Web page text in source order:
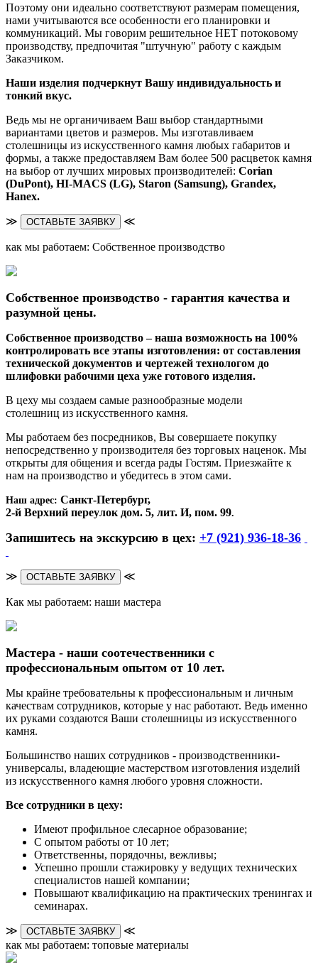
Поэтому они идеально соответствуют размерам помещения,
нами учитываются все особенности его планировки и
коммуникаций. Мы говорим решительное НЕТ потоковому
производству, предпочитая "штучную" работу с каждым
Заказчиком.
Наши изделия подчеркнут Вашу индивидуальность и
тонкий вкус.
Ведь мы не органичиваем Ваш выбор стандартными
вариантами цветов и размеров. Мы изготавливаем
столешницы из искусственного камня любых габаритов и
формы, а также предоставляем Вам более 500 расцветок камня
на выбор от лучших мировых производителей: Corian
(DuPont), HI-MACS (LG), Staron (Samsung), Grandex,
Hanex.
≫ ОСТАВЬТЕ ЗАЯВКУ ≪
как мы работаем: Собственное производство
Собственное производство - гарантия качества и
разумной цены.
Собственное производство – наша возможность на 100%
контролировать все этапы изготовления: от составления
технической документов и чертежей технологом до
шлифовки рабочими цеха уже готового изделия.
В цеху мы создаем самые разнообразные модели
столешниц из искусственного камня.
Мы работаем без посредников, Вы совершаете покупку
непосредственно у производителя без торговых наценок. Мы
открыты для общения и всегда рады Гостям. Приезжайте к
нам на производство и убедитесь в этом сами.
Наш адрес: Санкт-Петербург,
2-й Верхний переулок дом. 5, лит. И, пом. 99.
Запишитесь на экскурсию в цех: +7 (921) 936-18-36
≫ ОСТАВЬТЕ ЗАЯВКУ ≪
Как мы работаем: наши мастера
Мастера - наши соотечественники с
профессиональным опытом от 10 лет.
Мы крайне требовательны к профессиональным и личным
качествам сотрудников, которые у нас работают. Ведь именно
их руками создаются Ваши столешницы из искусственного
камня.
Большинство наших сотрудников - производственники-
универсалы, владеющие мастерством изготовления изделий
из искусственного камня любого уровня сложности.
Все сотрудники в цеху:
Имеют профильное слесарное образование;
С опытом работы от 10 лет;
Ответственны, порядочны, вежливы;
Успешно прошли стажировку у ведущих технических
специалистов нашей компании;
Повышают квалификацию на практических тренингах и
семинарах.
≫ ОСТАВЬТЕ ЗАЯВКУ
≪
как мы работаем: топовые материалы